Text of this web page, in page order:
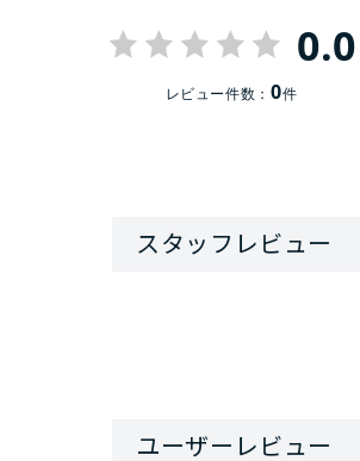
0.0
レビュー件数：0件